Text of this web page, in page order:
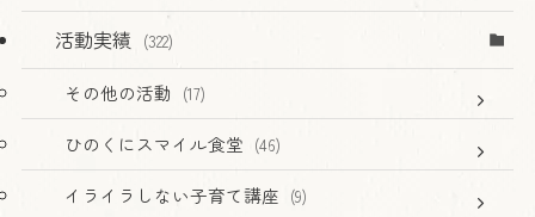
活動実績 (322)
その他の活動 (17)
ひのくにスマイル食堂 (46)
イライラしない子育て講座 (9)